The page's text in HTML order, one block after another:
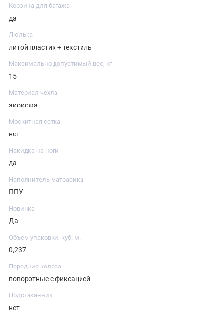
Корзина для багажа
да
Люлька
литой пластик + текстиль
Максимально допустимый вес, кг
15
Материал чехла
экокожа
Москитная сетка
нет
Накидка на ноги
да
Наполнитель матрасика
ППУ
Новинка
Да
Объем упаковки, куб. м.
0,237
Передние колеса
поворотные с фиксацией
Подстаканник
нет